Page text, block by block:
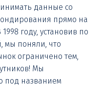
данные со
прямо на
году, установив по
мы поняли, что
ограничено тем,
Мы
под названием